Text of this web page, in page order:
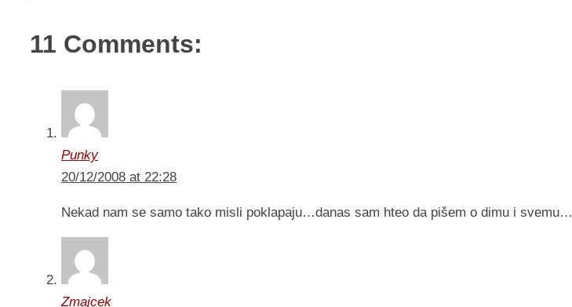
11 Comments:
Punky
20/12/2008 at 22:28
Nekad nam se samo tako misli poklapaju…danas sam hteo da pišem o dimu i svemu…
Zmajcek